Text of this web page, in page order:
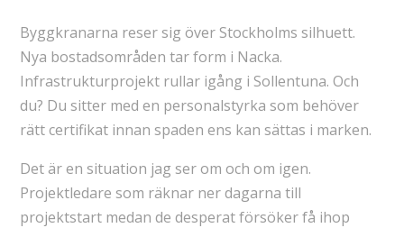
Byggkranarna reser sig över Stockholms silhuett.
Nya bostadsområden tar form i Nacka.
Infrastrukturprojekt rullar igång i Sollentuna. Och
du? Du sitter med en personalstyrka som behöver
rätt certifikat innan spaden ens kan sättas i marken.
Det är en situation jag ser om och om igen.
Projektledare som räknar ner dagarna till
projektstart medan de desperat försöker få ihop